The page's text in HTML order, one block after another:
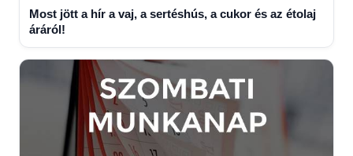
Most jött a hír a vaj, a sertéshús, a cukor és az étolaj
áráról!